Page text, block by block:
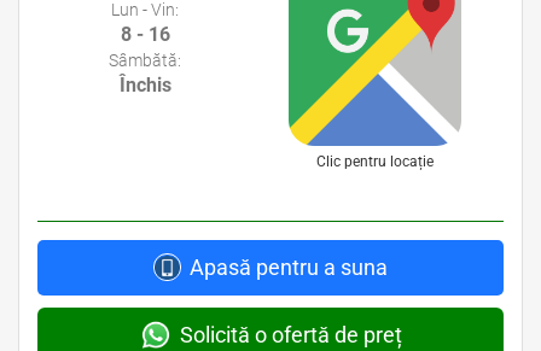
Lun - Vin:
8 - 16
Sâmbătă:
Închis
Clic pentru locație
Apasă pentru a suna
Solicită o ofertă de preț